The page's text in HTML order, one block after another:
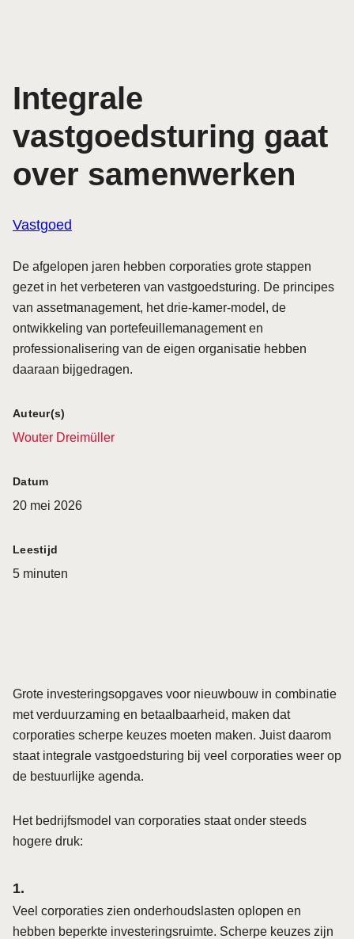
Integrale
vastgoedsturing gaat
over samenwerken
Vastgoed
De afgelopen jaren hebben corporaties grote stappen
gezet in het verbeteren van vastgoedsturing. De principes
van assetmanagement, het drie-kamer-model, de
ontwikkeling van portefeuillemanagement en
professionalisering van de eigen organisatie hebben
daaraan bijgedragen.
Auteur(s)
Wouter Dreimüller
Datum
20 mei 2026
Leestijd
5 minuten
Grote investeringsopgaves voor nieuwbouw in combinatie
met verduurzaming en betaalbaarheid, maken dat
corporaties scherpe keuzes moeten maken. Juist daarom
staat integrale vastgoedsturing bij veel corporaties weer op
de bestuurlijke agenda.
Het bedrijfsmodel van corporaties staat onder steeds
hogere druk:
Veel corporaties zien onderhoudslasten oplopen en
hebben beperkte investeringsruimte. Scherpe keuzes zijn